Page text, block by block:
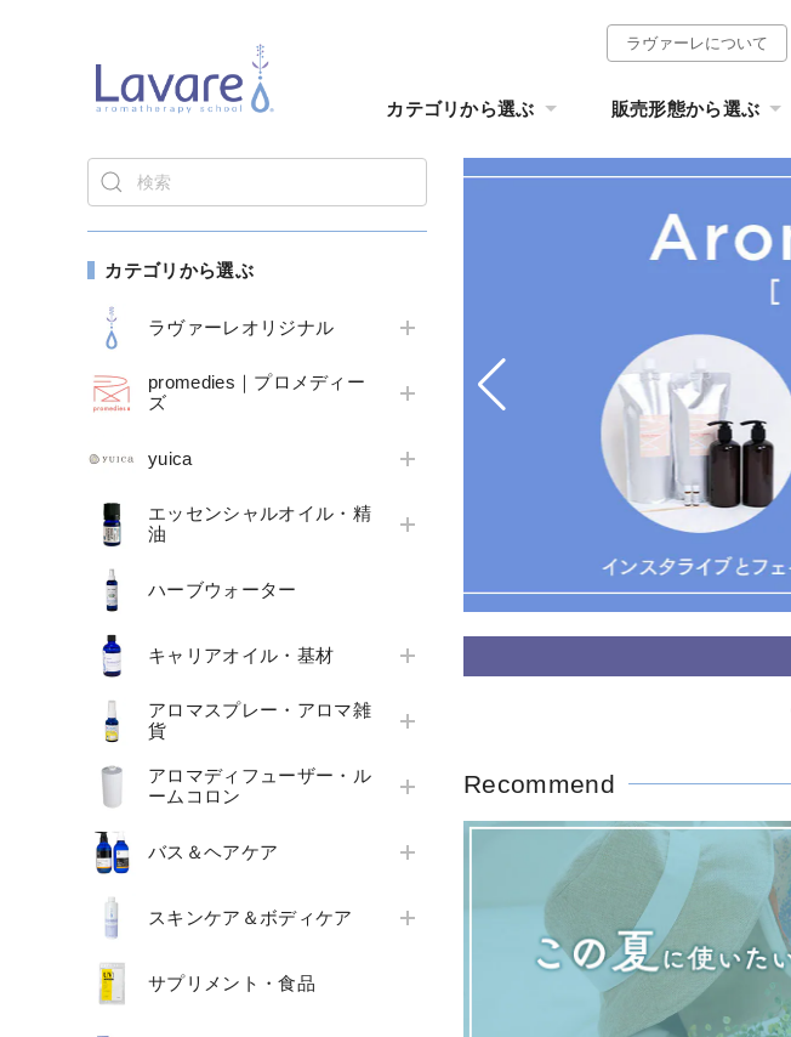
ラヴァーレについて
カテゴリから選ぶ 販売形態から選ぶ
カテゴリから選ぶ
ラヴァーレオリジナル
promedies｜プロメディー
ズ
yuica
エッセンシャルオイル・精
油
ハーブウォーター
キャリアオイル・基材
アロマスプレー・アロマ雑
貨
アロマディフューザー・ル
ームコロン
バス＆ヘアケア
スキンケア＆ボディケア
サプリメント・食品
Recommend